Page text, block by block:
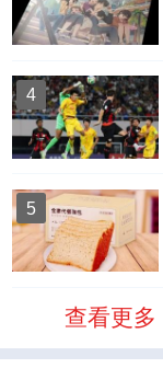
4
5
查看更多